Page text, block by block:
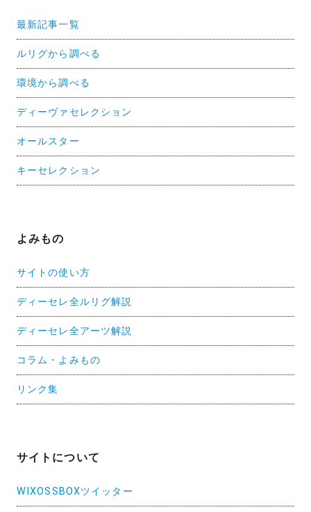
最新記事一覧
ルリグから調べる
環境から調べる
ディーヴァセレクション
オールスター
キーセレクション
よみもの
サイトの使い方
ディーセレ全ルリグ解説
ディーセレ全アーツ解説
コラム・よみもの
リンク集
サイトについて
WIXOSSBOXツイッター